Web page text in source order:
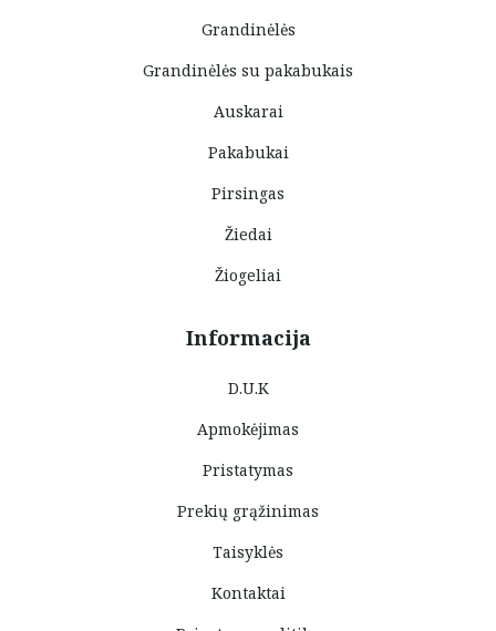
Grandinėlės
Grandinėlės su pakabukais
Auskarai
Pakabukai
Pirsingas
Žiedai
Žiogeliai
Informacija
D.U.K
Apmokėjimas
Pristatymas
Prekių grąžinimas
Taisyklės
Kontaktai